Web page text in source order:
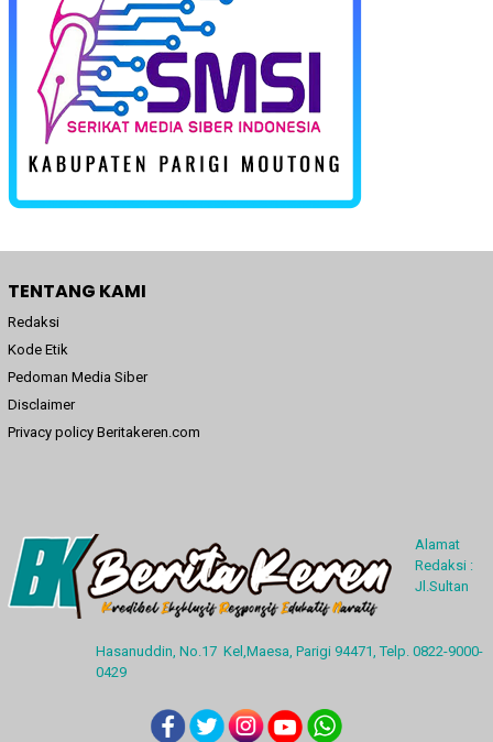
TENTANG KAMI
Redaksi
Kode Etik
Pedoman Media Siber
Disclaimer
Privacy policy Beritakeren.com
Alamat
Redaksi :
Jl.Sultan
Hasanuddin, No.17 Kel,Maesa, Parigi 94471, Telp. 0822-9000-
0429